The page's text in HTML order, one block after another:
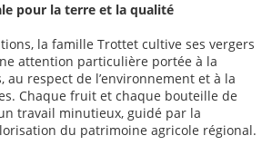
pour la terre et la qualité
la famille Trottet cultive ses vergers
attention particulière portée à la
respect de l’environnement et à la
Chaque fruit et chaque bouteille de
travail minutieux, guidé par la
du patrimoine agricole régional.